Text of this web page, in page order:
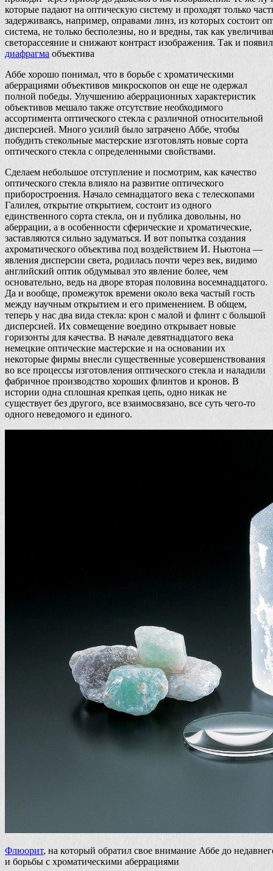
которые падают на оптическую систему и проходят только
задерживаясь, например, оправами линз, из которых состоит
система, не только бесполезны, но и вредны, так как
светорассеяние и снижают контраст изображения. Так и
диафрагма объектива
Аббе хорошо понимал, что в борьбе с хроматическими
аберрациями объективов микроскопов он еще не одержал
полной победы. Улучшению аберрационных характеристик
объективов мешало также отсутствие необходимого
ассортимента оптического стекла с различной относительной
дисперсией. Много усилий было затрачено Аббе, чтобы
побудить стекольные мастерские изготовлять новые сорта
оптического стекла с определенными свойствами.
Сделаем небольшое отступление и посмотрим, как качество
оптического стекла влияло на развитие оптического
приборостроения. Начало семнадцатого века с телескопами
Галилея, открытие открытием, состоит из одного
единственного сорта стекла, он и публика довольны, но
аберрации, а в особенности сферические и хроматические,
заставляются сильно задуматься. И вот попытка создания
ахроматического объектива под воздействием И. Ньютона —
явления дисперсии света, родилась почти через век, видимо
английский оптик обдумывал это явление более, чем
основательно, ведь на дворе вторая половина восемнадцатого.
Да и вообще, промежуток времени около века частый гость
между научным открытием и его применением. В общем,
теперь у нас два вида стекла: крон с малой и флинт с большой
дисперсией. Их совмещение воедино открывает новые
горизонты для качества. В начале девятнадцатого века
немецкие оптические мастерские и на основании их
некоторые фирмы внесли существенные усовершенствования
во все процессы изготовления оптического стекла и наладили
фабричное производство хороших флинтов и кронов. В
истории одна сплошная крепкая цепь, одно никак не
существует без другого, все взаимосвязано, все суть чего-то
одного неведомого и единого.
Флюорит, на который обратил свое внимание Аббе до
и борьбы с хроматическими аберрациями